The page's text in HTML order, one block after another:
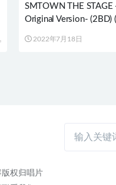
SMTOWN THE STAGE
Original Version- (2BD)
2022年7月18日
权归唱片